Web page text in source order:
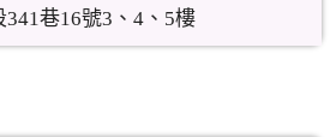
巷16號3、4、5樓